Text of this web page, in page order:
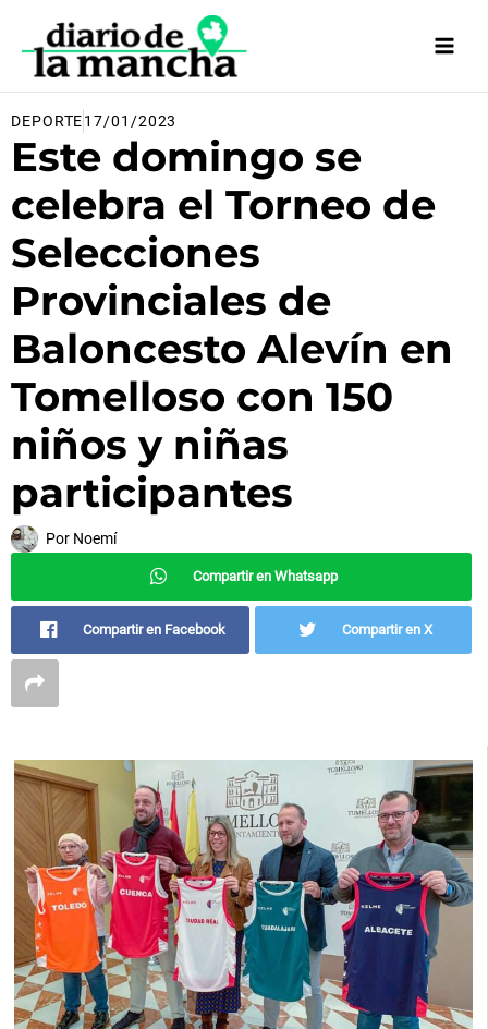
contenido
DEPORTE17/01/2023
Este domingo se
celebra el Torneo de
Selecciones
Provinciales de
Baloncesto Alevín en
Tomelloso con 150
niños y niñas
participantes
Por Noemí
Compartir en Whatsapp
Compartir en Facebook Compartir en X